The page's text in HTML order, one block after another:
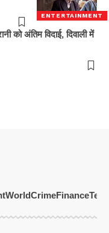
ENTERTAINMENT
अंतिम विदाई, दिवाली में
WorldCrimeFinance